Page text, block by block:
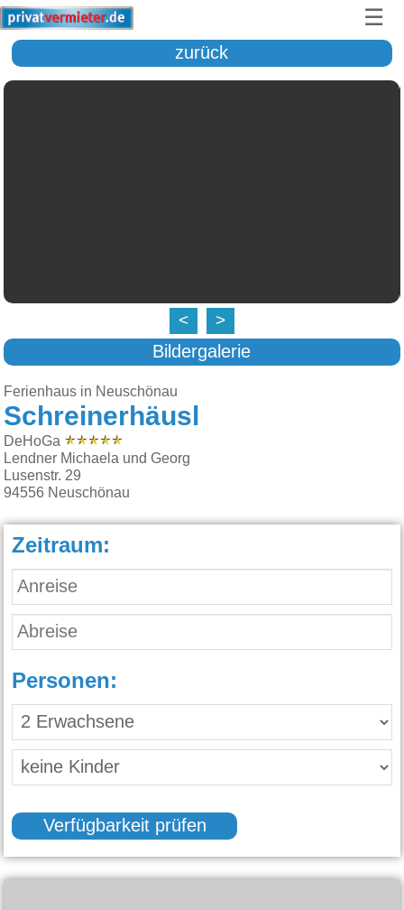
☰
zurück
< >
Bildergalerie
Ferienhaus in Neuschönau
Schreinerhäusl
DeHoGa
Lendner Michaela und Georg
Lusenstr. 29
94556 Neuschönau
Zeitraum:
Personen:
Verfügbarkeit prüfen